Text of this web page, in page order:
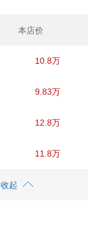
本店价
10.8万
9.83万
12.8万
11.8万
收起